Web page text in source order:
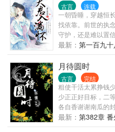
音闭眼，“不要脸，
古言 连载
一朝昏睡，穿越恒
找依靠。前世的执
守护，还是难以置
是琢磨不透的算计
的一子；是深陷谋
一；是迷雾重重的
的她来到这又会怎
欢，请收藏，支持
最新： 第一百九
月待圆时
古言 完结
粗使干活太累挣钱
少正正好目标，二
各自香谢谢南瓜的
1、想看女主大杀四
看女主美貌无双少
最新： 第382章